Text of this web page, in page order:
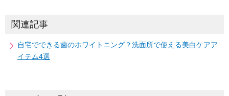
関連記事
自宅でできる歯のホワイトニング？洗面所で使える美白ケアア
イテム4選